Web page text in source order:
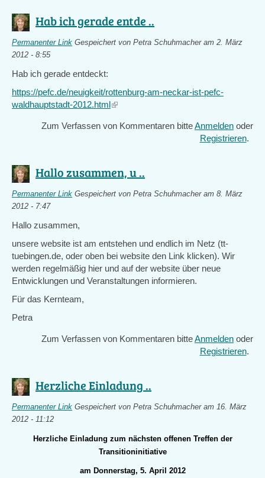
Hab ich gerade entde ..
Permanenter Link Gespeichert von Petra Schuhmacheram 2. März
2012 - 8:55
Hab ich gerade entdeckt:
https://pefc.de/neuigkeit/rottenburg-am-neckar-ist-pefc-
waldhauptstadt-2012.html(link
external)
Zum Verfassen von Kommentaren bitteAnmelden oder
Registrieren.
Hallo zusammen, u ..
Permanenter Link Gespeichert von Petra Schuhmacheram 8. März
2012 - 7:47
Hallo zusammen,
unsere website ist am entstehen und endlich im Netz (tt-
tuebingen.de, oder oben bei website den Link klicken). Wir
werden regelmäßig hier und auf der website über neue
Entwicklungen und Veranstaltungen informieren.
Für das Kernteam,
Petra
Zum Verfassen von Kommentaren bitteAnmelden oder
Registrieren.
Herzliche Einladung ..
Permanenter Link Gespeichert von Petra Schuhmacheram 16. März
2012 - 11:12
Herzliche Einladung zum nächsten offenen Treffen der
Transitioninitiative
am Donnerstag, 5. April 2012